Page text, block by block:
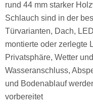
rund 44 mm starker
Schlauch sind in der
Türvarianten, Dach,
montierte oder zerlegte
Privatsphäre, Wetter
Wasseranschluss,
und Bodenablauf
vorbereitet